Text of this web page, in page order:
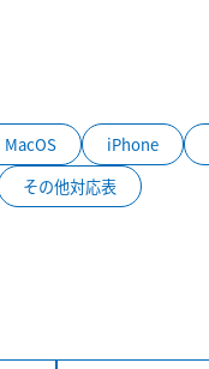
MacOS iPhone
その他対応表